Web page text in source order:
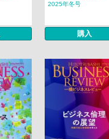
2025年冬号
購入